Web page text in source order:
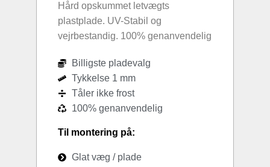
Hård opskummet letvægts
plastplade. UV-Stabil og
vejrbestandig. 100% genanvendelig
Billigste pladevalg
Tykkelse 1 mm
Tåler ikke frost
100% genanvendelig
Til montering på:
Glat væg / plade